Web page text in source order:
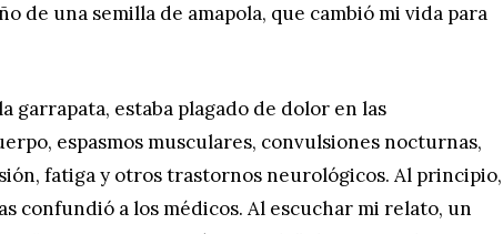
de una semilla de amapola, que cambió mi vida para
garrapata, estaba plagado de dolor en las
espasmos musculares, convulsiones nocturnas,
fatiga y otros trastornos neurológicos. Al principio,
confundió a los médicos. Al escuchar mi relato, un